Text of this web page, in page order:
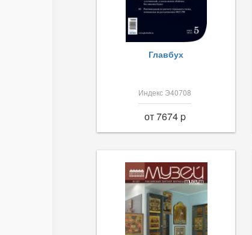
Главбух
Индекс Э40708
от 7674 p